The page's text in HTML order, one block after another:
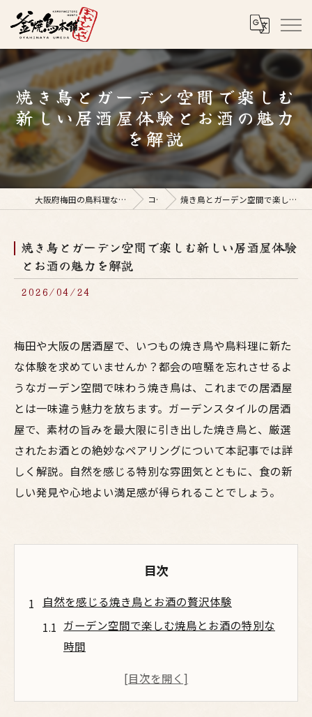
焼き鳥とガーデン空間で楽しむ
新しい居酒屋体験とお酒の魅力
を解説
大阪府梅田の鳥料理なら釜焼鳥本舗おやひなや 梅田店 コラム 焼き鳥とガーデン空間で楽しむ新しい居酒屋体験とお酒の魅力を解説
焼き鳥とガーデン空間で楽しむ新しい居酒屋体験
とお酒の魅力を解説
2026/04/24
梅田や大阪の居酒屋で、いつもの焼き鳥や鳥料理に新た
な体験を求めていませんか？都会の喧騒を忘れさせるよ
うなガーデン空間で味わう焼き鳥は、これまでの居酒屋
とは一味違う魅力を放ちます。ガーデンスタイルの居酒
屋で、素材の旨みを最大限に引き出した焼き鳥と、厳選
されたお酒との絶妙なペアリングについて本記事では詳
しく解説。自然を感じる特別な雰囲気とともに、食の新
しい発見や心地よい満足感が得られることでしょう。
目次
自然を感じる焼き鳥とお酒の贅沢体験
ガーデン空間で楽しむ焼鳥とお酒の特別な
時間
自然な雰囲気が引き立てる居酒屋の焼き鳥